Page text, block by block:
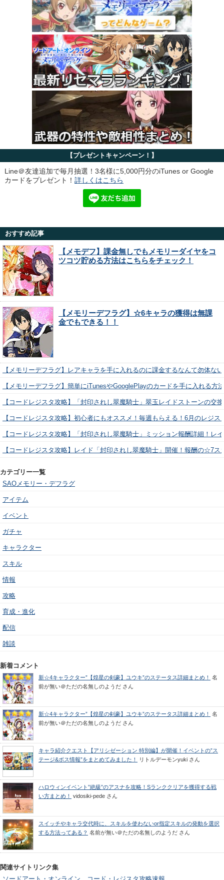
【プレゼントキャンペーン！】
Line＠友達追加で毎月抽選！3名様に5,000円分のiTunes or Google
カードをプレゼント！ 詳しくはこちら
おすすめ記事
【メモデフ】課金無しでもメモリーダイヤをコ
ツコツ貯める方法はこちらをチェック！
【メモリーデフラグ】☆6キャラの獲得は無課
金でもできる！！
【メモリーデフラグ】レアキャラを手に入れるのに課金するなんて勿体な
【メモリーデフラグ】簡単にiTunesやGooglePlayのカードを手に入れる方
【コードレジスタ攻略】「封印されし翠魔騎士」翠玉レイドストーンの交
【コードレジスタ攻略】初心者にもオススメ！毎週もらえる！6月のレジ
【コードレジスタ攻略】「封印されし翠魔騎士」ミッション報酬詳細！レ
【コードレジスタ攻略】レイド「封印されし翠魔騎士」開催！報酬の☆7
カテゴリー一覧
SAOメモリー・デフラグ
アイテム
イベント
ガチャ
キャラクター
スキル
情報
攻略
育成・進化
配信
雑談
新着コメント
新☆4キャラクター”【煌星の剣豪】ユウキ”のステータス詳細まとめ！
名
前が無い＠ただの名無しのようだ さん
新☆4キャラクター”【煌星の剣豪】ユウキ”のステータス詳細まとめ！
名
前が無い＠ただの名無しのようだ さん
キャラ紹介クエスト【アリシゼーション 特別編】が開催！イベントの”ス
テージ&ボス情報”をまとめてみました！
リトルデーモンyuki さん
ハロウィンイベント”絶級”のアスナを攻略！Sランククリアを獲得する戦
い方まとめ！
vidosiki-pede さん
スイッチやキャラ交代時に、スキルを使わないor指定スキルの発動を選択
する方法ってある？ 名前が無い＠ただの名無しのようだ さん
関連サイトリンク集